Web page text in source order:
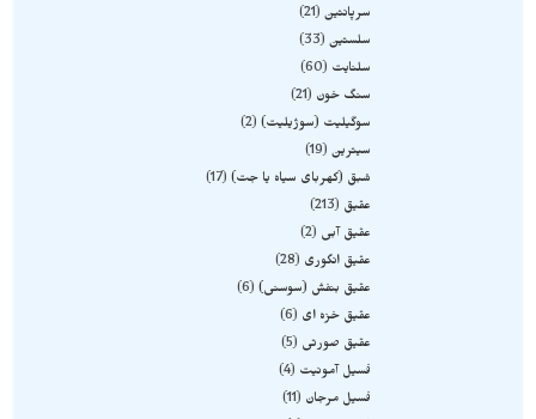
سرپانتین 21
سلستین 33
سلنایت
60
سنگ خون
21
سوگیلیت (سوژیلیت) 2
سیترین 19
شبق (کهربای سیاه یا جت) 17
عقیق
213
عقیق آبی
2
عقیق انگوری
28
عقیق بنفش (سوسنی) 6
عقیق خزه ای
6
عقیق صورتی
5
فسیل آمونیت
4
فسیل مرجان
11